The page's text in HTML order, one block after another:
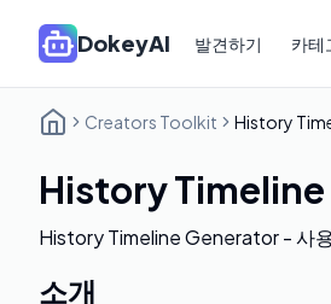
DokeyAI 발견하기 카테
Creators Toolkit History
History Timeline
History Timeline Generator - 사
소개